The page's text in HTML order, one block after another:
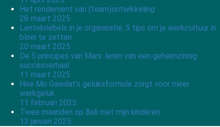
Het rendement van (team)ontwikkeling
28 maart 2025
Lentekriebels in je organisatie: 5 tips om je werkcultuur in
bloei te zetten
20 maart 2025
De 5 principes van Mars: leren van een geheimzinnig
succesverhaal
11 maart 2025
Hoe Mo Gawdat’s geluksformule zorgt voor meer
werkgeluk
11 februari 2025
Twee maanden op Bali met mijn kinderen
13 januari 2025